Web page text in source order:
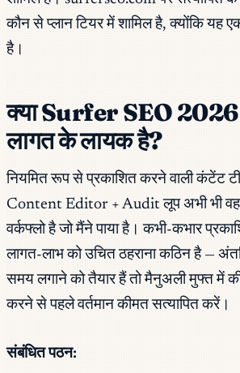
कौन से प्लान टियर में शामिल है, क्योंकि यह
है।
क्या Surfer SEO 2026
लागत के लायक है?
नियमित रूप से प्रकाशित करने वाली कंटेंट
Content Editor + Audit लूप अभी भी
वर्कफ्लो है जो मैंने पाया है। कभी-कभार
लागत-लाभ को उचित ठहराना कठिन है —
समय लगाने को तैयार हैं तो मैनुअली मुफ्त में
करने से पहले वर्तमान कीमत सत्यापित करें।
संबंधित पठन: